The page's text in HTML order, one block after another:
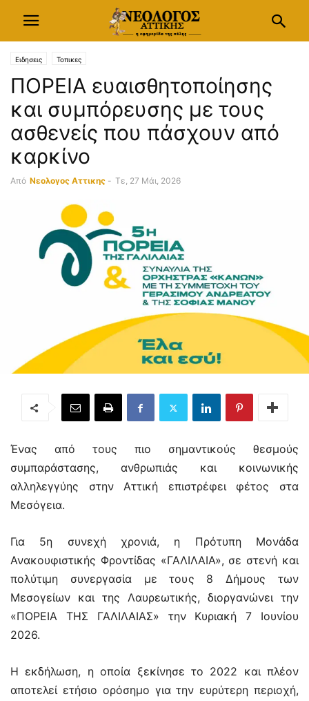
Ειδησεις Τοπικες
ΠΟΡΕΙΑ ευαισθητοποίησης
και συμπόρευσης με τους
ασθενείς που πάσχουν από
καρκίνο
Από Νεολογος Αττικης - Τε, 27 Μάι, 2026
Ένας από τους πιο σημαντικούς θεσμούς
συμπαράστασης, ανθρωπιάς και κοινωνικής
αλληλεγγύης στην Αττική επιστρέφει φέτος στα
Μεσόγεια.
Για 5η συνεχή χρονιά, η Πρότυπη Μονάδα
Ανακουφιστικής Φροντίδας «ΓΑΛΙΛΑΙΑ», σε στενή και
πολύτιμη συνεργασία με τους 8 Δήμους των
Μεσογείων και της Λαυρεωτικής, διοργανώνει την
«ΠΟΡΕΙΑ ΤΗΣ ΓΑΛΙΛΑΙΑΣ» την Κυριακή 7 Ιουνίου
2026.
Η εκδήλωση, η οποία ξεκίνησε το 2022 και πλέον
αποτελεί ετήσιο ορόσημο για την ευρύτερη περιοχή,